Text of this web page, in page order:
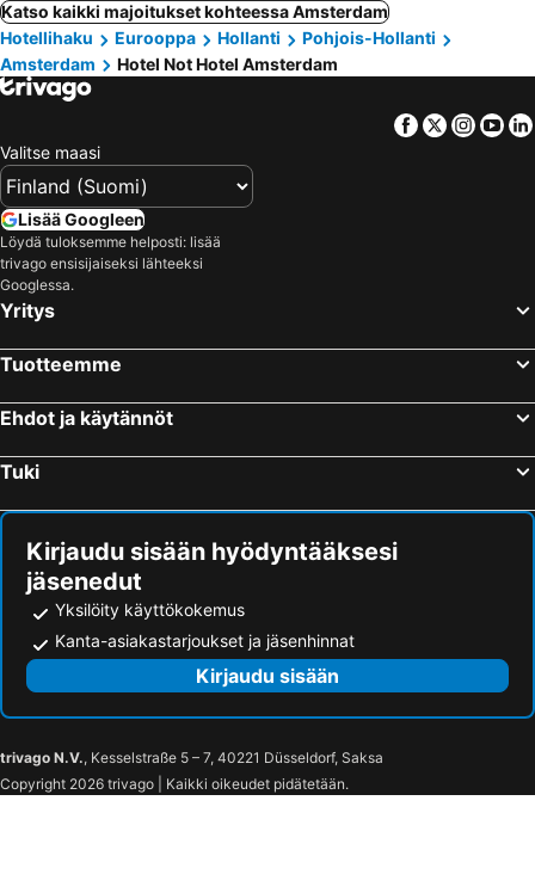
Katso kaikki majoitukset kohteessa Amsterdam
Hotellihaku
Eurooppa Hollanti
Pohjois-Hollanti
Amsterdam
Hotel Not Hotel Amsterdam
Facebook
Twitter
Valitse maasi
Lisää Googleen
Löydä tuloksemme helposti: lisää
trivago ensisijaiseksi lähteeksi
Googlessa.
Yritys
Tuotteemme
Ehdot ja käytännöt
Tuki
Kirjaudu sisään hyödyntääksesi
jäsenedut
Yksilöity käyttökokemus
Kanta-asiakastarjoukset ja jäsenhinnat
Kirjaudu sisään
trivago N.V., Kesselstraße 5 – 7, 40221 Düsseldorf, Saksa
Copyright 2026 trivago | Kaikki oikeudet pidätetään.